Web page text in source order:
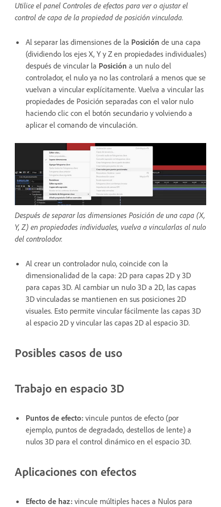
Utilice el panel Controles de efectos para ver o ajustar el
control de capa de la propiedad de posición vinculada.
Al separar las dimensiones de la Posición de una capa
(dividiendo los ejes X, Y y Z en propiedades individuales)
después de vincular la Posición a un nulo del
controlador, el nulo ya no las controlará a menos que se
vuelvan a vincular explícitamente. Vuelva a vincular las
propiedades de Posición separadas con el valor nulo
haciendo clic con el botón secundario y volviendo a
aplicar el comando de vinculación.
Después de separar las dimensiones Posición de una capa (X,
Y, Z) en propiedades individuales, vuelva a vincularlas al nulo
del controlador.
Al crear un controlador nulo, coincide con la
dimensionalidad de la capa: 2D para capas 2D y 3D
para capas 3D. Al cambiar un nulo 3D a 2D, las capas
3D vinculadas se mantienen en sus posiciones 2D
visuales. Esto permite vincular fácilmente las capas 3D
al espacio 2D y vincular las capas 2D al espacio 3D.
Posibles casos de uso
Trabajo en espacio 3D
Puntos de efecto: vincule puntos de efecto (por
ejemplo, puntos de degradado, destellos de lente) a
nulos 3D para el control dinámico en el espacio 3D.
Aplicaciones con efectos
Efecto de haz: vincule múltiples haces a Nulos para